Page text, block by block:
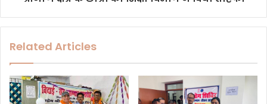
Related Articles